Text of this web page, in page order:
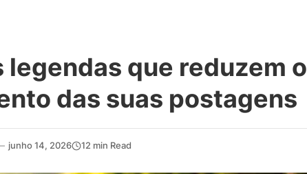
legendas que reduzem o
das suas postagens
junho 14, 2026 12 min Read